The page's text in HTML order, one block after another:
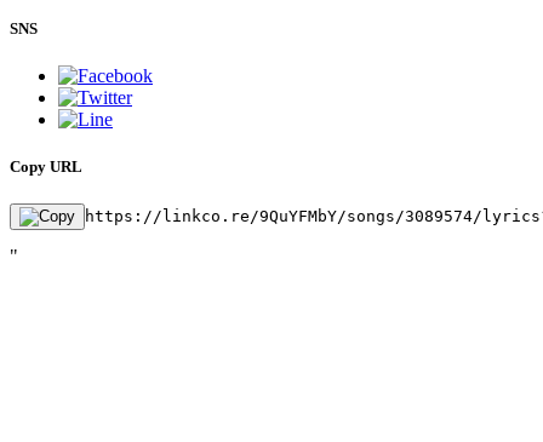
SNS
Copy URL
https://linkco.re/9QuYFMbY/songs/3089574/
"